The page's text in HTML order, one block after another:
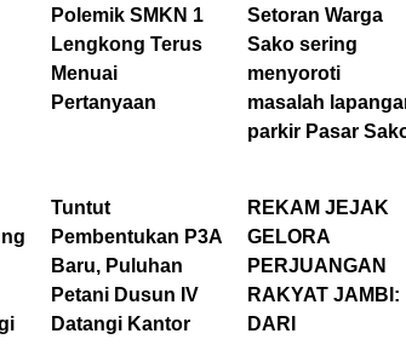
Polemik SMKN 1
Lengkong Terus
Menuai
Pertanyaan
Setoran Warga
Sako sering
menyoroti
masalah
parkir Pasar
Tuntut
Pembentukan P3A
Baru, Puluhan
Petani Dusun IV
Datangi Kantor
REKAM JEJAK
GELORA
PERJUANGAN
RAKYAT JAMBI:
DARI